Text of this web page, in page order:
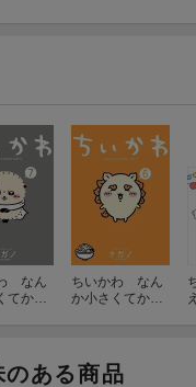
なん
てかわ
ちいかわ なん
か小さくてかわ
ある商品